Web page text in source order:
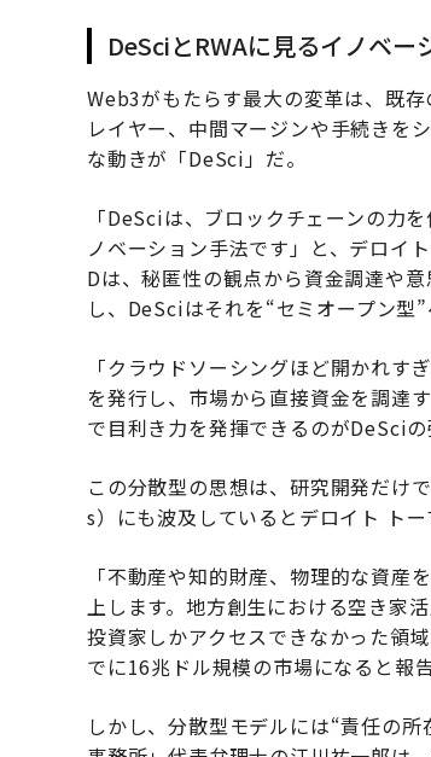
DeSciとRWAに見るイノベー
Web3がもたらす最大の変革は、既
レイヤー、中間マージンや手続きを
な動きが「DeSci」だ。
「DeSciは、ブロックチェーンの力
ノベーション手法です」と、デロイ
Dは、秘匿性の観点から資金調達や
し、DeSciはそれを“セミオープン型”
「クラウドソーシングほど開かれす
を発行し、市場から直接資金を調達
で目利き力を発揮できるのがDeSciの
この分散型の思想は、研究開発だけ
s）にも波及しているとデロイト ト
「不動産や知的財産、物理的な資産
上します。地方創生における空き家
投資家しかアクセスできなかった領
でに16兆ドル規模の市場になると報
しかし、分散型モデルには“責任の